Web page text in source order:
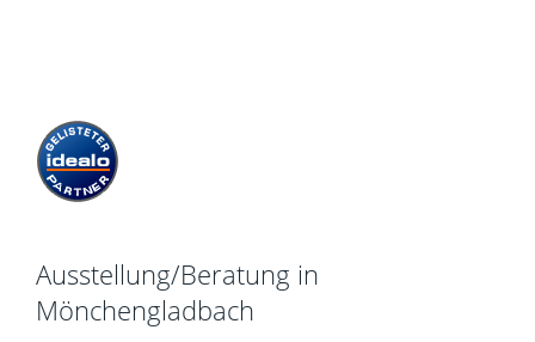
Ausstellung/Beratung in
Mönchengladbach